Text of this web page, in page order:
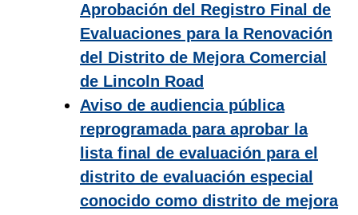
Aprobación del Registro Final de
Evaluaciones para la Renovación
del Distrito de Mejora Comercial
de Lincoln Road
Aviso de audiencia pública
reprogramada para aprobar la
lista final de evaluación para el
distrito de evaluación especial
conocido como distrito de mejora